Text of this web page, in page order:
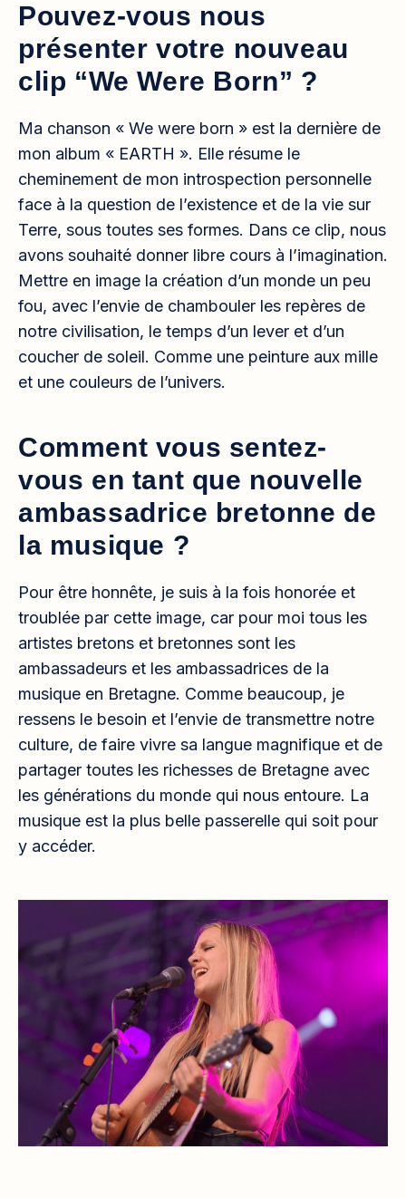
Pouvez-vous nous
présenter votre nouveau
clip “We Were Born” ?
Ma chanson « We were born » est la dernière de
mon album « EARTH ». Elle résume le
cheminement de mon introspection personnelle
face à la question de l’existence et de la vie sur
Terre, sous toutes ses formes. Dans ce clip, nous
avons souhaité donner libre cours à l’imagination.
Mettre en image la création d’un monde un peu
fou, avec l’envie de chambouler les repères de
notre civilisation, le temps d’un lever et d’un
coucher de soleil. Comme une peinture aux mille
et une couleurs de l’univers.
Comment vous sentez-
vous en tant que nouvelle
ambassadrice bretonne de
la musique ?
Pour être honnête, je suis à la fois honorée et
troublée par cette image, car pour moi tous les
artistes bretons et bretonnes sont les
ambassadeurs et les ambassadrices de la
musique en Bretagne. Comme beaucoup, je
ressens le besoin et l’envie de transmettre notre
culture, de faire vivre sa langue magnifique et de
partager toutes les richesses de Bretagne avec
les générations du monde qui nous entoure. La
musique est la plus belle passerelle qui soit pour
y accéder.